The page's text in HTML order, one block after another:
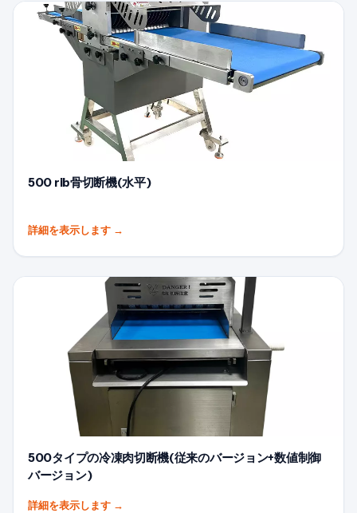
500 rib骨切断機(水平)
詳細を表示します →
500タイプの冷凍肉切断機(従来のバージョン+数値制御
バージョン)
詳細を表示します →